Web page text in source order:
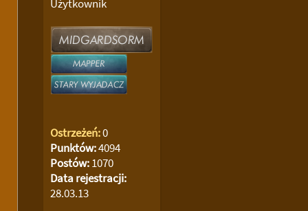
Użytkownik
Ostrzeżeń:0
Punktów:4094
Postów:1070
Data rejestracji:
28.03.13